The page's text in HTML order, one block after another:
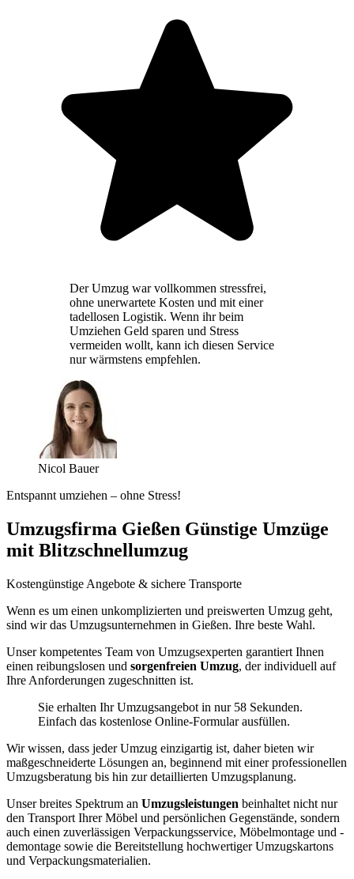
Der Umzug war vollkommen stressfrei,
ohne unerwartete Kosten und mit einer
tadellosen Logistik. Wenn ihr beim
Umziehen Geld sparen und Stress
vermeiden wollt, kann ich diesen Service
nur wärmstens empfehlen.
Nicol Bauer
Entspannt umziehen – ohne Stress!
Umzugsfirma Gießen Günstige Umzüge
mit Blitzschnellumzug
Kostengünstige Angebote & sichere Transporte
Wenn es um einen unkomplizierten und preiswerten Umzug geht,
sind wir das Umzugsunternehmen in Gießen. Ihre beste Wahl.
Unser kompetentes Team von Umzugsexperten garantiert Ihnen
einen reibungslosen und sorgenfreien Umzug, der individuell auf
Ihre Anforderungen zugeschnitten ist.
Sie erhalten Ihr Umzugsangebot in nur 58 Sekunden.
Einfach das kostenlose Online-Formular ausfüllen.
Wir wissen, dass jeder Umzug einzigartig ist, daher bieten wir
maßgeschneiderte Lösungen an, beginnend mit einer professionellen
Umzugsberatung bis hin zur detaillierten Umzugsplanung.
Unser breites Spektrum an Umzugsleistungen beinhaltet nicht nur
den Transport Ihrer Möbel und persönlichen Gegenstände, sondern
auch einen zuverlässigen Verpackungsservice, Möbelmontage und -
demontage sowie die Bereitstellung hochwertiger Umzugskartons
und Verpackungsmaterialien.